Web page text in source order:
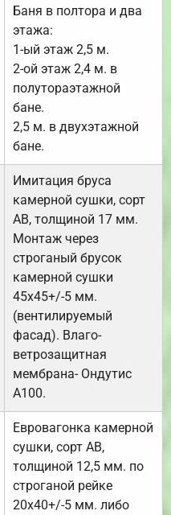
Баня в полтора и два
этажа:
1-ый этаж 2,5 м.
2-ой этаж 2,4 м. в
полутораэтажной
бане.
2,5 м. в двухэтажной
бане.
Имитация бруса
камерной сушки, сорт
АВ, толщиной 17 мм.
Монтаж через
строганый брусок
камерной сушки
45х45+/-5 мм.
(вентилируемый
фасад). Влаго-
ветрозащитная
мембрана- Ондутис
А100.
Евровагонка камерной
сушки, сорт АВ,
толщиной 12,5 мм. по
строганой рейке
20х40+/-5 мм. либо